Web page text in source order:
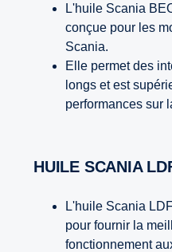
L'huile Scania
conçue pour les
Scania.
Elle permet des
longs et est
performances sur
HUILE SCANIA
L'huile Scania
pour fournir la
fonctionnement